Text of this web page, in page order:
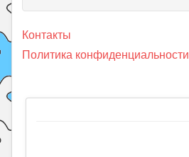
Контакты
Политика конфиденциальности